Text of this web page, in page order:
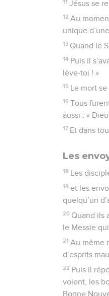
11 Jésus se
12 Au
unique
13 Quand le
14 Puis il
lève-toi ! »
15 Le mort se
16 Tous
aussi : «
17 Et dans
Les
18 Les
19 et les
quelqu’un
20 Quand ils
le Messie
21 Au même
d’esprits
22 Puis il
voient, les
Bonne